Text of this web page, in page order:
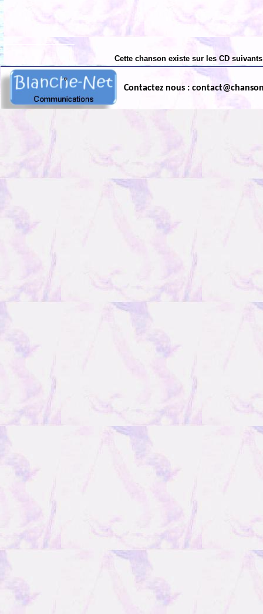
Cette chanson existe sur les CD
Contactez nous :